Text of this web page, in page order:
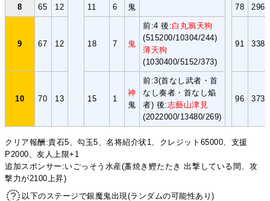
8 65 12 11 6 鬼 78 2964
9 67 12 18 7 鬼
前:4 後:白丸鴉天狗
(515200/10304/244)
薄天狗
(1030400/5152/373)
91 3388
10 70 13 15 1
神
鬼
前:3(首なし武者・首
なし奏者・首なし焔
者) 後:志藝山津見
(2022000/13480/269)
96 3733
クリア報酬:貴石5、勾玉5、名将紹介状1、クレジット65000、支援
P2000、友人上限+1
追加スポンサー:いごっそう水産(藁焼き鰹たたき 出撃している間、攻
撃力が2100上昇)
以下のステージで銀魔鬼出現(ランダムの可能性あり)